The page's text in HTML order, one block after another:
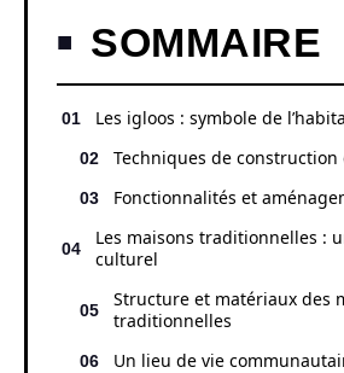
SOMMAIRE
Les igloos : symbole de
Techniques de construction
Fonctionnalités et
Les maisons traditionnelles :
culturel
Structure et matériaux des
traditionnelles
Un lieu de vie